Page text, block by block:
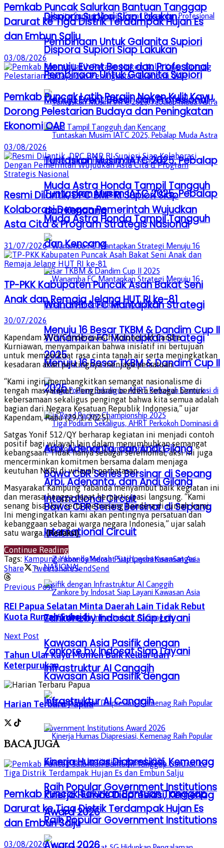
Dispora Supiori Siap Lakukan
Pembinaan Untuk Galanita Supiori
Menuju Event Besar dan Profesional
Tuntaskan Musim IATC 2025, Pebalap
Muda Astra Honda Tampil Tangguh
dan Kencang
Wanamba FC Mantapkan Strategi
Menuju 16 Besar TKBM & Dandim Cup II
2025
Arbi, Adenanta, dan Andi Gilang
Bawa CBR Series Bersinar di Sepang
International Circuit
NASIONAL
Zankore by Indosat Siap Layani
Kawasan Asia Pasifik dengan
Infrastruktur AI Canggih
Kinerja Humas Diapresiasi, Kemenag
Raih Popular Government Institutions
Award 2026
Dispora Supiori Siap Lakukan
Pembinaan Untuk Galanita Supiori
Menuju Event Besar dan Profesional
Tuntaskan Musim IATC 2025, Pebalap
Muda Astra Honda Tampil Tangguh
dan Kencang
Wanamba FC Mantapkan Strategi
Menuju 16 Besar TKBM & Dandim Cup II
2025
Arbi, Adenanta, dan Andi Gilang
Bawa CBR Series Bersinar di Sepang
International Circuit
NASIONAL
Zankore by Indosat Siap Layani
Kawasan Asia Pasifik dengan
Infrastruktur AI Canggih
Kinerja Humas Diapresiasi, Kemenag
Raih Popular Government Institutions
Award 2026
Pemkab Puncak Salurkan Bantuan Tanggap
Darurat ke Tiga Distrik Terdampak Hujan Es
dan Embun Salju
03/08/2026
Pemkab Puncak Latih Perajin Noken Kulit Kayu,
Dorong Pelestarian Budaya dan Peningkatan
Ekonomi OAP
03/08/2026
Resmi Dilantik, DPC BMP RI Supiori Siap
Kolaborasi Dengan Pemerintah Wujudkan
Asta Cita & Program Strategis Nasional
31/07/2026
TP-PKK Kabupaten Puncak Asah Bakat Seni
Anak dan Remaja Jelang HUT RI ke-81
30/07/2026
Kapendam XVII/Cenderawasih Kolonel Inf Candra
Kurniawan, menyampaikan bahwa inisiatif ini bertujuan
untuk memperkuat rasa cinta tanah air serta meningkatkan
kesadaran akan pentingnya menjaga persatuan.
“Kami ingin membangkitkan semangat nasionalisme di
tengah masyarakat. Pengibaran bendera sebagai bentuk
kebersamaan sekaligus pengingat bahwa kita semua adalah
bagian dari Negara Kesatuan Republik Indonesia,” ujar
Kapendam, Rabu (29/1/2025).
Satgas Yonif 512/QY berharap kegiatan ini menjadi contoh
positif bagi wilayah lain dalam menumbuhkan semangat
kebangsaan. Tidak hanya sebagai seremonial, aksi ini juga
mencerminkan komitmen bersama dalam menjaga
keutuhan NKRI di wilayah perbatasan.
Masyarakat Kampung Yabanda menyambut baik kegiatan ini
dan merasa bangga dapat berpartisipasi langsung. “Kami
senang bisa ikut serta memasang bendera di rumah kami.
Ini mengingatkan kami akan pentingnya persatuan dan
kebanggaan sebagai warga negara Indonesia,” ujar salah
satu warga.(Redaksi)
Continue Reading
Tags: Kampung YabandaMerah PutihperbatasanSatgas
Share
TweetShareSendSend
Previous Post
REI Papua Selatan Minta Daerah Lain Tidak Rebut
Kuota Rumah Subsidi
Next Post
Tahun Ular Kayu Momen Baik Keluar dari
Keterpurukan
Harian Terbaru Papua
BACAJUGA
Pemkab Puncak Salurkan Bantuan Tanggap
Darurat ke Tiga Distrik Terdampak Hujan Es
dan Embun Salju
03/08/2026